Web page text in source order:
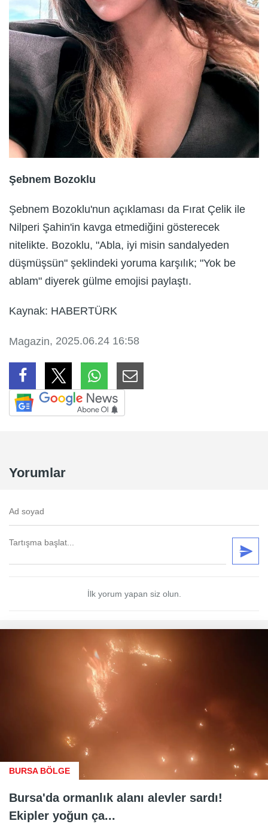
Şebnem Bozoklu
Şebnem Bozoklu'nun açıklaması da Fırat Çelik ile
Nilperi Şahin'in kavga etmediğini gösterecek
nitelikte. Bozoklu, "Abla, iyi misin sandalyeden
düşmüşsün" şeklindeki yoruma karşılık; "Yok be
ablam" diyerek gülme emojisi paylaştı.
Kaynak: HABERTÜRK
Magazin, 2025.06.24 16:58
Yorumlar
İlk yorum yapan siz olun.
BURSA BÖLGE
Bursa'da ormanlık alanı alevler sardı!
Ekipler yoğun ça...